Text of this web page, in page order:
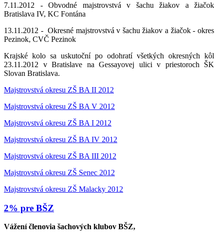
7.11.2012 - Obvodné majstrovstvá v šachu žiakov a žiačok
Bratislava IV, KC Fontána
13.11.2012 - Okresné majstrovstvá v šachu žiakov a žiačok - okres
Pezinok, CVČ Pezinok
Krajské kolo sa uskutoční po odohratí všetkých okresných kôl
23.11.2012 v Bratislave na Gessayovej ulici v priestoroch ŠK
Slovan Bratislava.
Majstrovstvá okresu ZŠ BA II 2012
Majstrovstvá okresu ZŠ BA V 2012
Majstrovstvá okresu ZŠ BA I 2012
Majstrovstvá okresu ZŠ BA IV 2012
Majstrovstvá okresu ZŠ BA III 2012
Majstrovstvá okresu ZŠ Senec 2012
Majstrovstvá okresu ZŠ Malacky 2012
2% pre BŠZ
Vážení členovia šachových klubov BŠZ,